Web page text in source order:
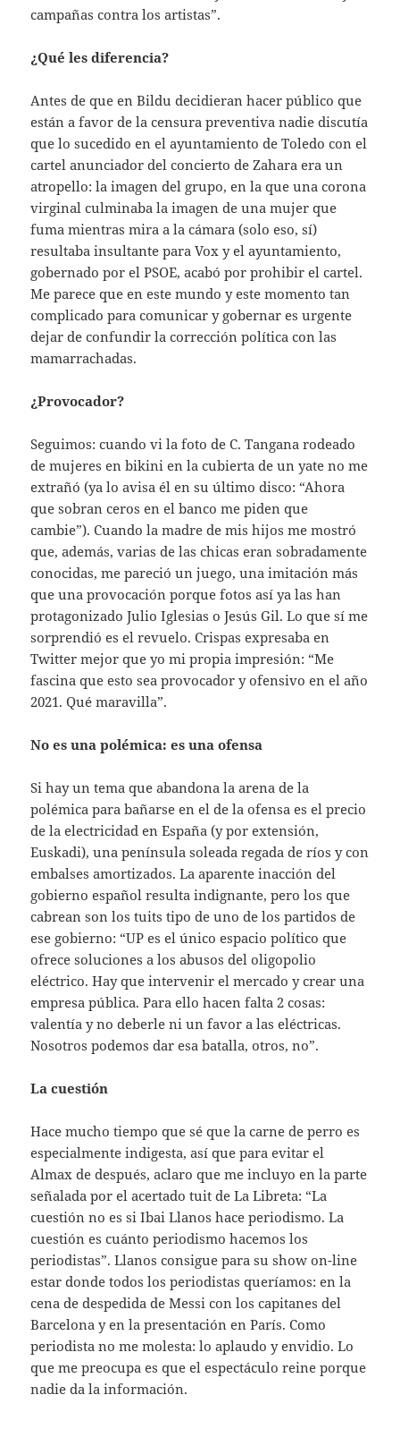
campañas contra los artistas”.
¿Qué les diferencia?
Antes de que en Bildu decidieran hacer público que
están a favor de la censura preventiva nadie discutía
que lo sucedido en el ayuntamiento de Toledo con el
cartel anunciador del concierto de Zahara era un
atropello: la imagen del grupo, en la que una corona
virginal culminaba la imagen de una mujer que
fuma mientras mira a la cámara (solo eso, sí)
resultaba insultante para Vox y el ayuntamiento,
gobernado por el PSOE, acabó por prohibir el cartel.
Me parece que en este mundo y este momento tan
complicado para comunicar y gobernar es urgente
dejar de confundir la corrección política con las
mamarrachadas.
¿Provocador?
Seguimos: cuando vi la foto de C. Tangana rodeado
de mujeres en bikini en la cubierta de un yate no me
extrañó (ya lo avisa él en su último disco: “Ahora
que sobran ceros en el banco me piden que
cambie”). Cuando la madre de mis hijos me mostró
que, además, varias de las chicas eran sobradamente
conocidas, me pareció un juego, una imitación más
que una provocación porque fotos así ya las han
protagonizado Julio Iglesias o Jesús Gil. Lo que sí me
sorprendió es el revuelo. Crispas expresaba en
Twitter mejor que yo mi propia impresión: “Me
fascina que esto sea provocador y ofensivo en el año
2021. Qué maravilla”.
No es una polémica: es una ofensa
Si hay un tema que abandona la arena de la
polémica para bañarse en el de la ofensa es el precio
de la electricidad en España (y por extensión,
Euskadi), una península soleada regada de ríos y con
embalses amortizados. La aparente inacción del
gobierno español resulta indignante, pero los que
cabrean son los tuits tipo de uno de los partidos de
ese gobierno: “UP es el único espacio político que
ofrece soluciones a los abusos del oligopolio
eléctrico. Hay que intervenir el mercado y crear una
empresa pública. Para ello hacen falta 2 cosas:
valentía y no deberle ni un favor a las eléctricas.
Nosotros podemos dar esa batalla, otros, no”.
La cuestión
Hace mucho tiempo que sé que la carne de perro es
especialmente indigesta, así que para evitar el
Almax de después, aclaro que me incluyo en la parte
señalada por el acertado tuit de La Libreta: “La
cuestión no es si Ibai Llanos hace periodismo. La
cuestión es cuánto periodismo hacemos los
periodistas”. Llanos consigue para su show on-line
estar donde todos los periodistas queríamos: en la
cena de despedida de Messi con los capitanes del
Barcelona y en la presentación en París. Como
periodista no me molesta: lo aplaudo y envidio. Lo
que me preocupa es que el espectáculo reine porque
nadie da la información.